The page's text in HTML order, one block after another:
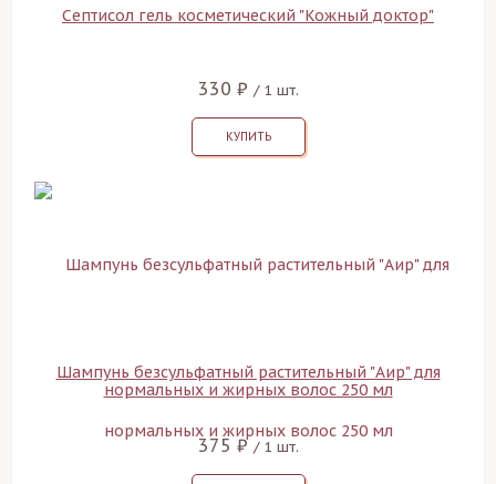
Септисол гель косметический "Кожный доктор"
330 ₽ / 1 шт.
КУПИТЬ
Шампунь безсульфатный растительный "Аир" для
нормальных и жирных волос 250 мл
375 ₽ / 1 шт.